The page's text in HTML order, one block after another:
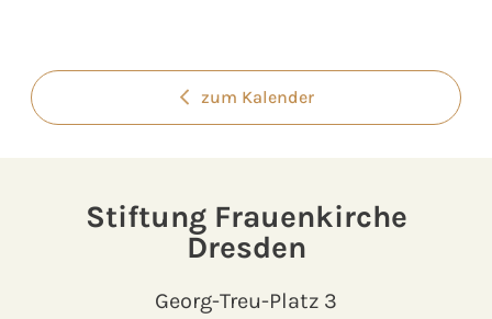
zum Kalender
Stiftung Frauenkirche
Dresden
Georg-Treu-Platz 3